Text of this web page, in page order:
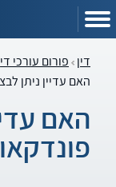
דין פורום עורכי
האם עדיין ניתן
האם